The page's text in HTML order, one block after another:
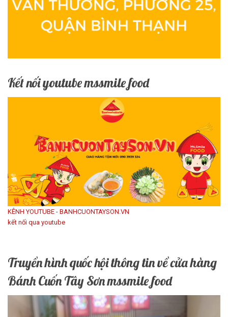
Kết nối youtube mssmile food
KÊNH YOUTUBE - BANHCUONTAYSON.VN
kết nối qua youtube
Truyền hình quốc hội thông tin về cửa hàng
Bánh Cuốn Tây Sơn mssmile food